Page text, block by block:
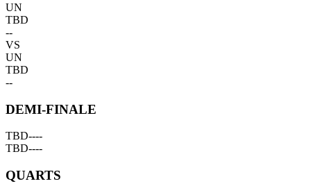
UN
TBD
--
VS
UN
TBD
--
DEMI-FINALE
TBD----
TBD----
QUARTS